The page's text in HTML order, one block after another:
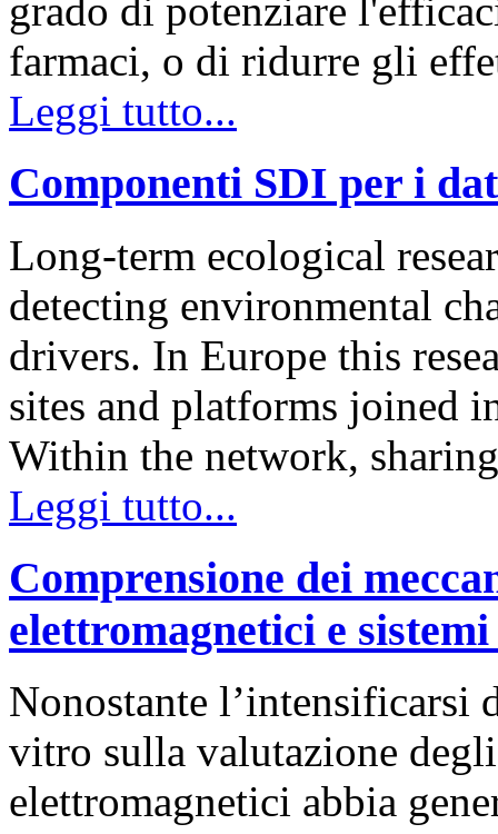
grado di potenziare
farmaci, o di ridurre gli
Leggi tutto...
Componenti SDI per i
Long-term ecological
detecting environmental
drivers. In Europe this
sites and platforms joined
Within the network,
Leggi tutto...
Comprensione dei
elettromagnetici e
Nonostante
vitro sulla valutazione
elettromagnetici abbia